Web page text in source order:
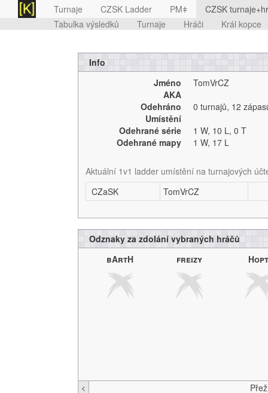
Turnaje CZSK Ladder PMǂ
CZSK
Tabulka výsledků
Turnaje Hráči Král kopce
Info
Jméno
TomVrCZ
AKA
Odehráno
0 turnajů, 12
Umístění
Odehrané série
1 W, 10 L, 0 T
Odehrané mapy
1 W, 17 L
Aktuální 1v1 ladder umístění na turnajových
CZaSK
TomVrCZ
Odznaky za zdolání vybraných hráčů
bArtH
freizy
<